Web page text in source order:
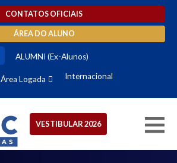
CONTATOS OFICIAIS
ÁREA DO ALUNO
ALUMNI (Ex-Alunos)
Área Logada Internacional
VESTIBULAR 2026